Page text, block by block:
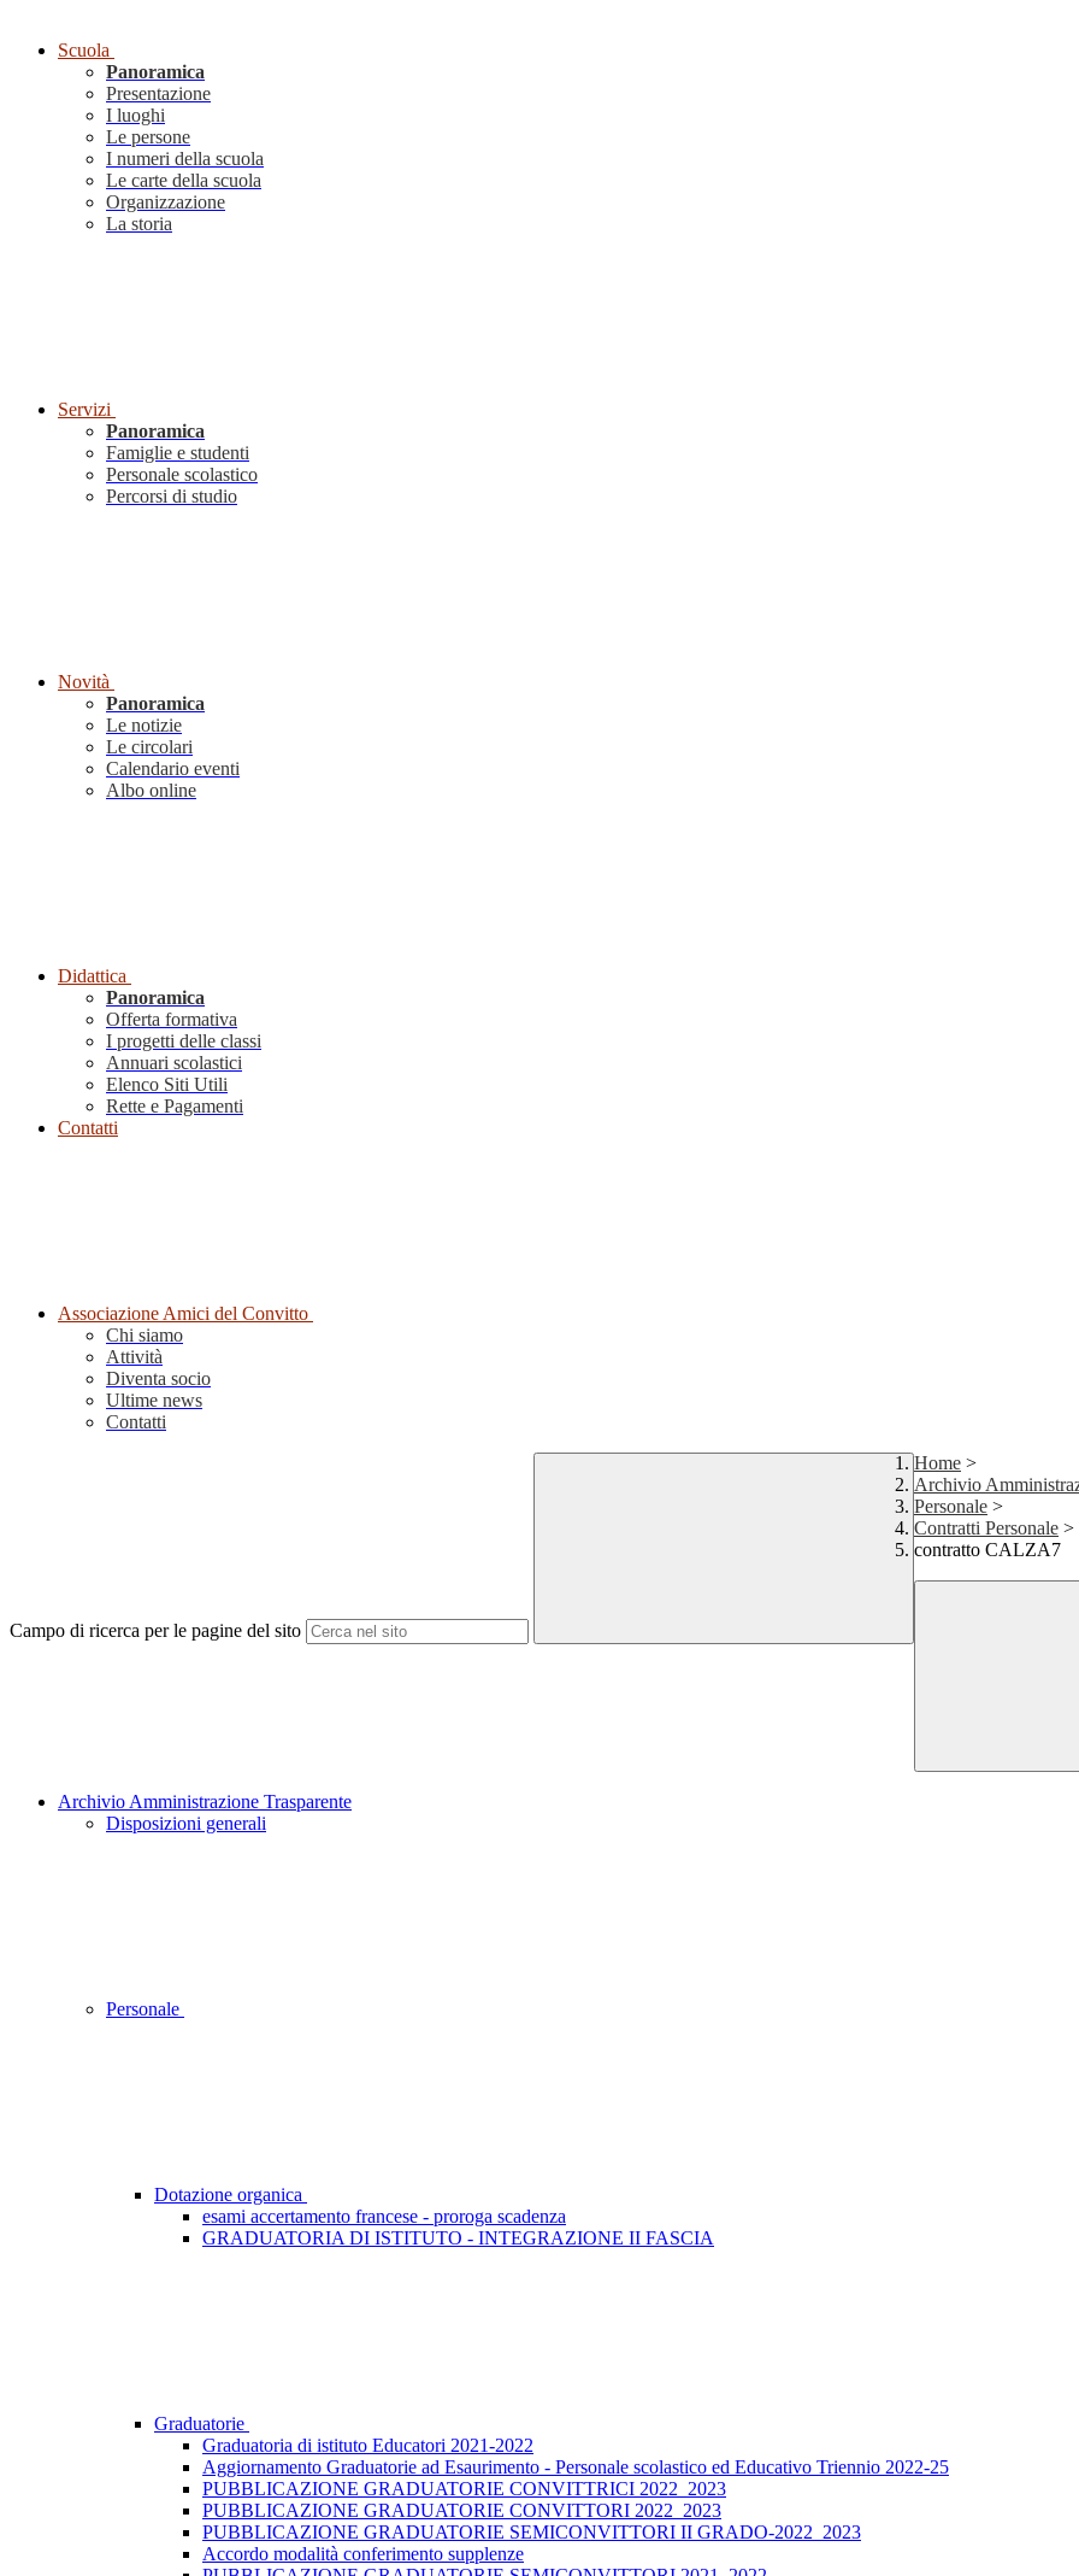
Scuola
Panoramica
Presentazione
I luoghi
Le persone
I numeri della scuola
Le carte della scuola
Organizzazione
La storia
Servizi
Panoramica
Famiglie e studenti
Personale scolastico
Percorsi di studio
Novità
Panoramica
Le notizie
Le circolari
Calendario eventi
Albo online
Didattica
Panoramica
Offerta formativa
I progetti delle classi
Annuari scolastici
Elenco Siti Utili
Rette e Pagamenti
Contatti
Associazione Amici del Convitto
Chi siamo
Attività
Diventa socio
Ultime news
Contatti
Campo di ricerca per le pagine del sito
Home >
Archivio
Personale >
Contratti Personale >
contratto CALZA7
Archivio Amministrazione Trasparente
Disposizioni generali
Personale
Dotazione organica
esami accertamento francese - proroga scadenza
GRADUATORIA DI ISTITUTO - INTEGRAZIONE II FASCIA
Graduatorie
Graduatoria di istituto Educatori 2021-2022
Aggiornamento Graduatorie ad Esaurimento - Personale scolastico ed Educativo Triennio 2022-25
PUBBLICAZIONE GRADUATORIE CONVITTRICI 2022_2023
PUBBLICAZIONE GRADUATORIE CONVITTORI 2022_2023
PUBBLICAZIONE GRADUATORIE SEMICONVITTORI II GRADO-2022_2023
Accordo modalità conferimento supplenze